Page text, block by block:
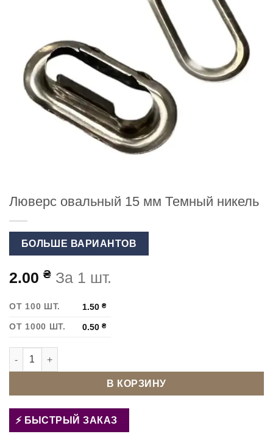
Люверс овальный 15 мм Темный никель
БОЛЬШЕ ВАРИАНТОВ
2.00 ₴ За 1 шт.
ОТ 100 ШТ. 1.50₴
ОТ 1000 ШТ. 0.50₴
Количество товара Люверс овальный 15 мм Темный никель
В КОРЗИНУ
БЫСТРЫЙ ЗАКАЗ